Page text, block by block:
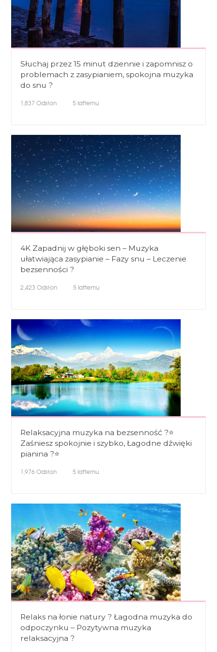
Słuchaj przez 15 minut dziennie i zapomnisz o
problemach z zasypianiem, spokojna muzyka
do snu ?
1,837 Odsłon 5 lattemu
4K Zapadnij w głęboki sen – Muzyka
ułatwiająca zasypianie – Fazy snu – Leczenie
bezsenności ?
2,423 Odsłon 5 lattemu
Relaksacyjna muzyka na bezsenność ?⭐
Zaśniesz spokojnie i szybko, Łagodne dźwięki
pianina ?⭐
1,976Odsłon 5 lattemu
Relaks na łonie natury ? Łagodna muzyka do
odpoczynku – Pozytywna muzyka
relaksacyjna ?